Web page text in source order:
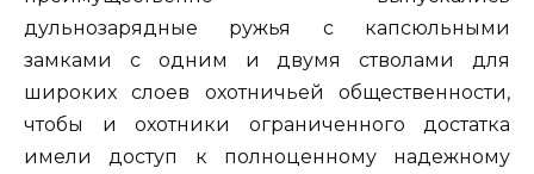
дульнозарядные ружья с капсюльными
замками с одним и двумя стволами для
широких слоев охотничьей общественности,
чтобы и охотники ограниченного достатка
имели доступ к полноценному надежному